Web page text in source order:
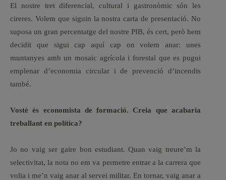
El nostre tret diferencial, cultural i gastronòmic són les
cireres. Volem que siguin la nostra carta de presentació. No
suposa un gran percentatge del nostre PIB, és cert, però hem
decidit que sigui cap aquí cap on volem anar: unes
muntanyes amb un mosaic agrícola i forestal que es pugui
emplenar d’economia circular i de prevenció d’incendis
també.
Vostè és economista de formació. Creia que acabaria
treballant en política?
Jo no vaig ser gaire bon estudiant. Quan vaig treure’m la
selectivitat, la nota no em va permetre entrar a la carrera que
volia i me’n vaig anar al servei militar. En tornar, vaig anar a